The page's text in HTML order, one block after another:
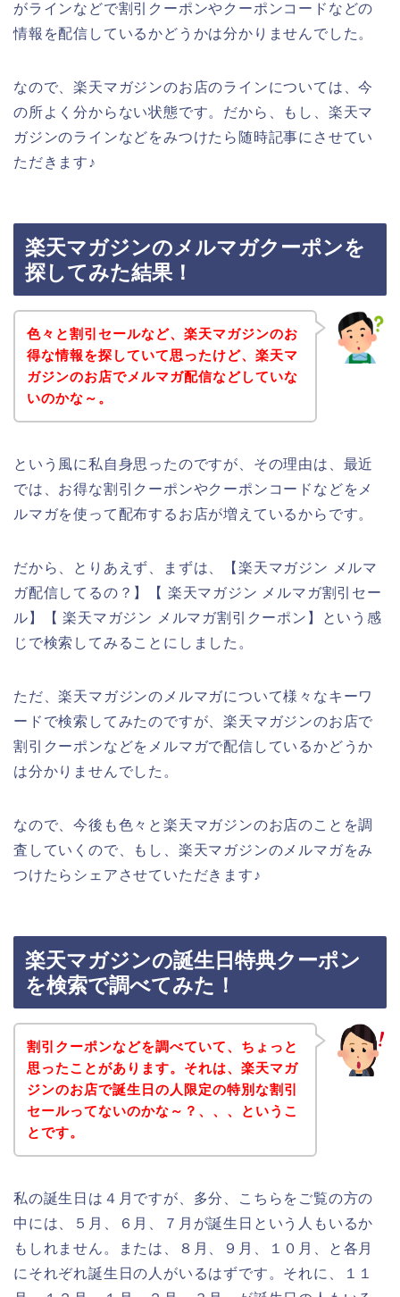
がラインなどで割引クーポンやクーポンコードなどの
情報を配信しているかどうかは分かりませんでした。
なので、楽天マガジンのお店のラインについては、今
の所よく分からない状態です。だから、もし、楽天マ
ガジンのラインなどをみつけたら随時記事にさせてい
ただきます♪
楽天マガジンのメルマガクーポンを
探してみた結果！
色々と割引セールなど、楽天マガジンのお
得な情報を探していて思ったけど、楽天マ
ガジンのお店でメルマガ配信などしていな
いのかな～。
という風に私自身思ったのですが、その理由は、最近
では、お得な割引クーポンやクーポンコードなどをメ
ルマガを使って配布するお店が増えているからです。
だから、とりあえず、まずは、【楽天マガジン メルマ
ガ配信してるの？】【 楽天マガジン メルマガ割引セー
ル】【 楽天マガジン メルマガ割引クーポン】という感
じで検索してみることにしました。
ただ、楽天マガジンのメルマガについて様々なキーワ
ードで検索してみたのですが、楽天マガジンのお店で
割引クーポンなどをメルマガで配信しているかどうか
は分かりませんでした。
なので、今後も色々と楽天マガジンのお店のことを調
査していくので、もし、楽天マガジンのメルマガをみ
つけたらシェアさせていただきます♪
楽天マガジンの誕生日特典クーポン
を検索で調べてみた！
割引クーポンなどを調べていて、ちょっと
思ったことがあります。それは、楽天マガ
ジンのお店で誕生日の人限定の特別な割引
セールってないのかな～？、、、というこ
とです。
私の誕生日は４月ですが、多分、こちらをご覧の方の
中には、５月、６月、７月が誕生日という人もいるか
もしれません。または、８月、９月、１０月、と各月
にそれぞれ誕生日の人がいるはずです。それに、１１